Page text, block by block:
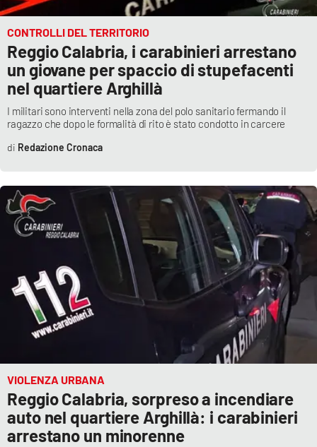
CONTROLLI DEL TERRITORIO
Reggio Calabria, i carabinieri arrestano
un giovane per spaccio di stupefacenti
nel quartiere Arghillà
I militari sono interventi nella zona del polo sanitario fermando il
ragazzo che dopo le formalità di rito è stato condotto in carcere
Redazione Cronaca
VIOLENZA URBANA
Reggio Calabria, sorpreso a incendiare
auto nel quartiere Arghillà: i carabinieri
arrestano un minorenne